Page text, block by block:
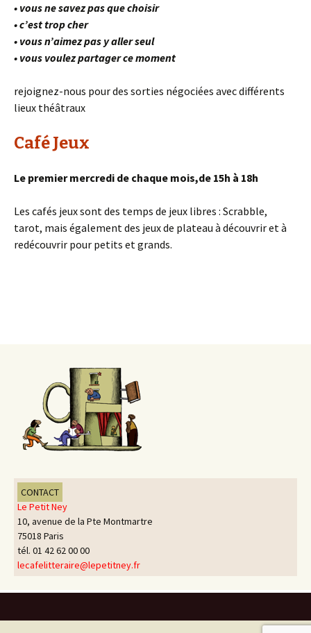
• vous ne savez pas que choisir
• c’est trop cher
• vous n’aimez pas y aller seul
• vous voulez partager ce moment
rejoignez-nous pour des sorties négociées avec différents
lieux théâtraux
Café Jeux
Le premier mercredi de chaque mois,de 15h à 18h
Les cafés jeux sont des temps de jeux libres : Scrabble,
tarot, mais également des jeux de plateau à découvrir et à
redécouvrir pour petits et grands.
CONTACT
Le Petit Ney
10, avenue de la Pte Montmartre
75018 Paris
tél. 01 42 62 00 00
lecafelitteraire@lepetitney.fr